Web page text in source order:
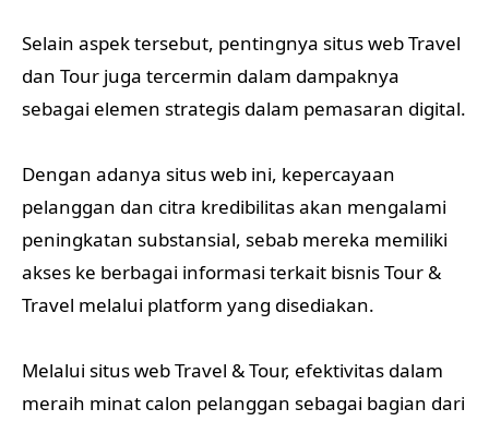
Selain aspek tersebut, pentingnya situs web Travel
dan Tour juga tercermin dalam dampaknya
sebagai elemen strategis dalam pemasaran digital.
Dengan adanya situs web ini, kepercayaan
pelanggan dan citra kredibilitas akan mengalami
peningkatan substansial, sebab mereka memiliki
akses ke berbagai informasi terkait bisnis Tour &
Travel melalui platform yang disediakan.
Melalui situs web Travel & Tour, efektivitas dalam
meraih minat calon pelanggan sebagai bagian dari